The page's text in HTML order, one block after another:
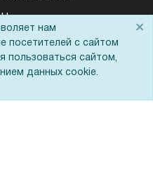
Новости
Статьи
Контакты
нам
посетителей с сайтом
пользоваться сайтом,
данных cookie.
×